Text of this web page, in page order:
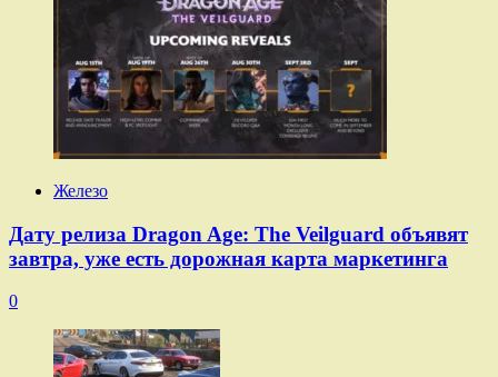
Железо
Дату релиза Dragon Age: The Veilguard объявят
завтра, уже есть дорожная карта маркетинга
0